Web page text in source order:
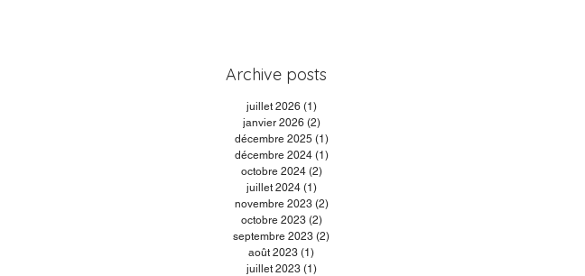
Archive posts
juillet 2026 (1)1 post
janvier 2026 (2)2 posts
décembre 2025 (1)1 post
décembre 2024 (1)1 post
octobre 2024 (2)2 posts
juillet 2024 (1)1 post
novembre 2023 (2)2 posts
octobre 2023 (2)2 posts
septembre 2023 (2)
août 2023 (1)
juillet 2023 (1)1 post